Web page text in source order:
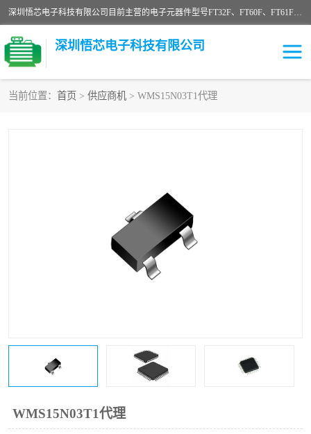
深圳悟芯电子科技有限公司目前主营的电子元器件型号FT32F、FT60F、FT61F、FT62F、FT64F、FT61FC、MCU EEPROM MOS LDO 稳压管 触摸IC DC-DC AC-DC 协议IC等，广泛应用于LED射灯、LED日光灯、等诸多领域。
深圳悟芯电子科技有限公司
当前位置： 首页 > 供应商机 > WMS15N03T1代理
WMS15N03T1代理
FT61F
FT61F022
FT61F021